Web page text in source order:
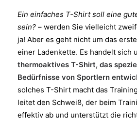
Ein einfaches T-Shirt soll eine
sein? – werden Sie vielleicht
ja! Aber es geht nicht um das
einer Ladenkette. Es handelt sich
thermoaktives T-Shirt, das
Bedürfnisse von Sportlern
solches T-Shirt macht das
leitet den Schweiß, der beim
effektiv ab und unterstützt die